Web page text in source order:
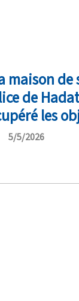
maison de
de
les
5/5/2026